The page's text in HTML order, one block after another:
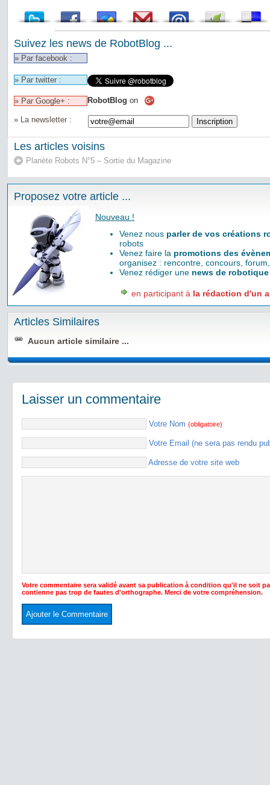
Suivez les news de RobotBlog ...
» Par facebook :
» Par twitter :
» Par Google+ : RobotBlog on
» La newsletter :
Les articles voisins
Planète Robots N°5 – Sortie du Magazine
Proposez votre article ...
Nouveau !
Venez nous parler de vos créations
robots
Venez faire la promotions des
organisez : rencontre, concours,
Venez rédiger une news de robotique
en participant à la rédaction d'un
Articles Similaires
Aucun article similaire ...
Laisser un commentaire
Votre Nom (obligatoire)
Votre Email (ne sera pas rendu
Adresse de votre site web
Votre commentaire sera validé avant sa publication à condition qu'il ne soit
contienne pas trop de fautes d'orthographe. Merci de votre compréhension.